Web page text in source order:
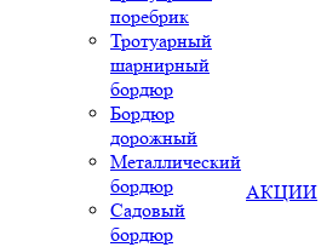
поребрик
Тротуарный
шарнирный
бордюр
Бордюр
дорожный
Металлический
бордюр
Садовый
бордюр
АКЦИИ